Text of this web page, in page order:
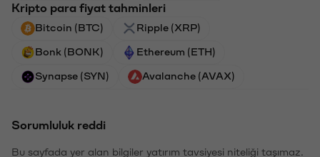
Kripto para fiyat tahminleri
Bitcoin (BTC) Ripple (XRP)
Bonk (BONK) Ethereum (ETH)
Synapse (SYN) Avalanche (AVAX)
Sorumluluk reddi
Bu sayfada yer alan bilgiler yatırım tavsiyesi niteliği taşımaz.